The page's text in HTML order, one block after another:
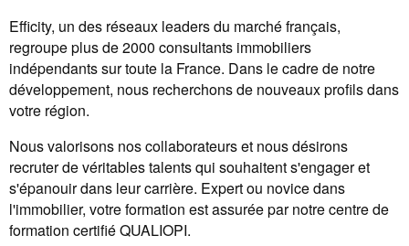
Efficity, un des réseaux leaders du marché français,
regroupe plus de 2000 consultants immobiliers
indépendants sur toute la France. Dans le cadre de notre
développement, nous recherchons de nouveaux profils dans
votre région.
Nous valorisons nos collaborateurs et nous désirons
recruter de véritables talents qui souhaitent s'engager et
s'épanouir dans leur carrière. Expert ou novice dans
l'immobilier, votre formation est assurée par notre centre de
formation certifié QUALIOPI.